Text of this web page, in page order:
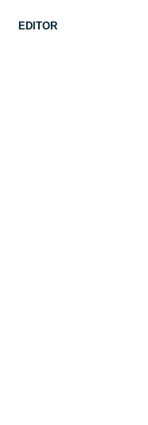
EDITOR